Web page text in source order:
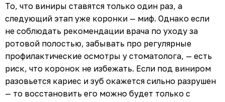
То, что виниры ставятся только один раз, а
следующий этап уже коронки — миф. Однако если
не соблюдать рекомендации врача по уходу за
ротовой полостью, забывать про регулярные
профилактические осмотры у стоматолога, — есть
риск, что коронок не избежать. Если под виниром
разовьется кариес и зуб окажется сильно разрушен
— то восстановить его можно будет только с